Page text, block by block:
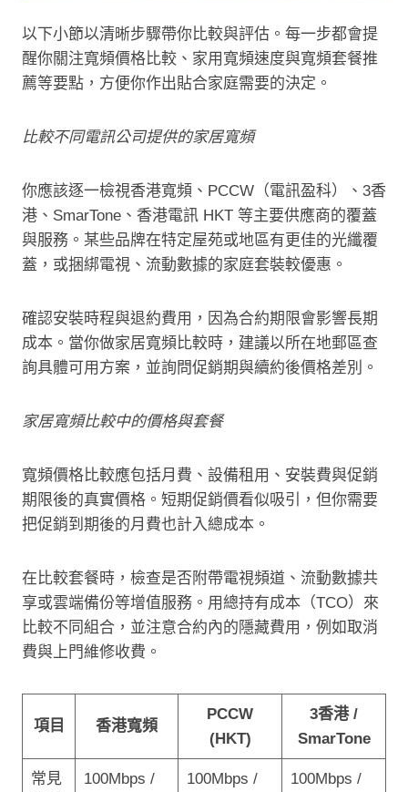
以下小節以清晰步驟帶你比較與評估。每一步都會提
醒你關注寬頻價格比較、家用寬頻速度與寬頻套餐推
薦等要點，方便你作出貼合家庭需要的決定。
比較不同電訊公司提供的家居寬頻
你應該逐一檢視香港寬頻、PCCW（電訊盈科）、3香
港、SmarTone、香港電訊 HKT 等主要供應商的覆蓋
與服務。某些品牌在特定屋苑或地區有更佳的光纖覆
蓋，或捆綁電視、流動數據的家庭套裝較優惠。
確認安裝時程與退約費用，因為合約期限會影響長期
成本。當你做家居寬頻比較時，建議以所在地郵區查
詢具體可用方案，並詢問促銷期與續約後價格差別。
家居寬頻比較中的價格與套餐
寬頻價格比較應包括月費、設備租用、安裝費與促銷
期限後的真實價格。短期促銷價看似吸引，但你需要
把促銷到期後的月費也計入總成本。
在比較套餐時，檢查是否附帶電視頻道、流動數據共
享或雲端備份等增值服務。用總持有成本（TCO）來
比較不同組合，並注意合約內的隱藏費用，例如取消
費與上門維修收費。
項目 香港寬頻
PCCW
(HKT)
3香港 /
SmarTone
常見
100Mbps /
100Mbps /
100Mbps /